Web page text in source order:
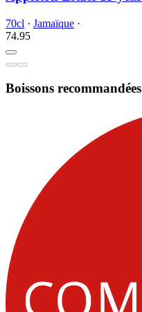
70cl · Jamaïque ·
74.95
Boissons recommandées